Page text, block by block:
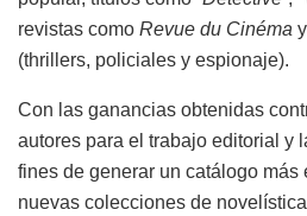
revistas como Revue du Cinéma
(thrillers, policiales y espionaje).
Con las ganancias obtenidas
autores para el trabajo editorial y
fines de generar un catálogo más
nuevas colecciones de